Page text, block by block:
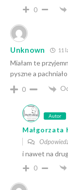
0
Unknown 11
Miałam te
pyszne a
0
Autor
Małgorzata
i nawet na
0